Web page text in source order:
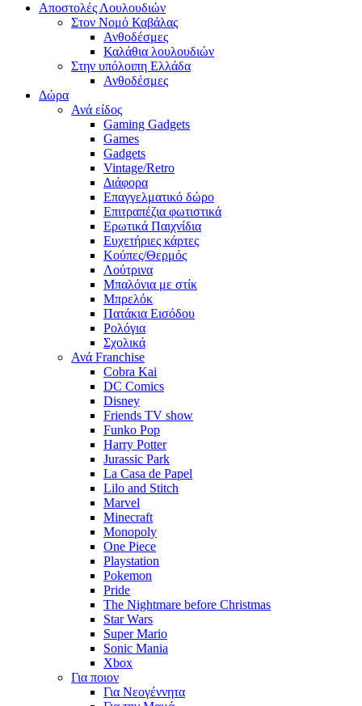
Αποστολές Λουλουδιών
Στον Νομό Καβάλας
Ανθοδέσμες
Καλάθια λουλουδιών
Στην υπόλοιπη Ελλάδα
Ανθοδέσμες
Δώρα
Ανά είδος
Gaming Gadgets
Games
Gadgets
Vintage/Retro
Διάφορα
Επαγγελματικό δώρο
Επιτραπέζια φωτιστικά
Ερωτικά Παιχνίδια
Ευχετήριες κάρτες
Κούπες/Θερμός
Λούτρινα
Μπαλόνια με στίκ
Μπρελόκ
Πατάκια Εισόδου
Ρολόγια
Σχολικά
Ανά Franchise
Cobra Kai
DC Comics
Disney
Friends TV show
Funko Pop
Harry Potter
Jurassic Park
La Casa de Papel
Lilo and Stitch
Marvel
Minecraft
Monopoly
One Piece
Playstation
Pokemon
Pride
The Nightmare before Christmas
Star Wars
Super Mario
Sonic Mania
Xbox
Για ποιον
Για Νεογέννητα